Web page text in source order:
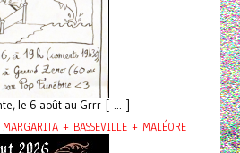
le 6 août au Grrr [ ... ]
+ BASSEVILLE + MALÉORE